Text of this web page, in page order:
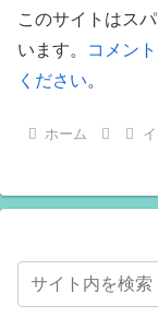
このサイトはス
います。
コメン
ください。
ホーム